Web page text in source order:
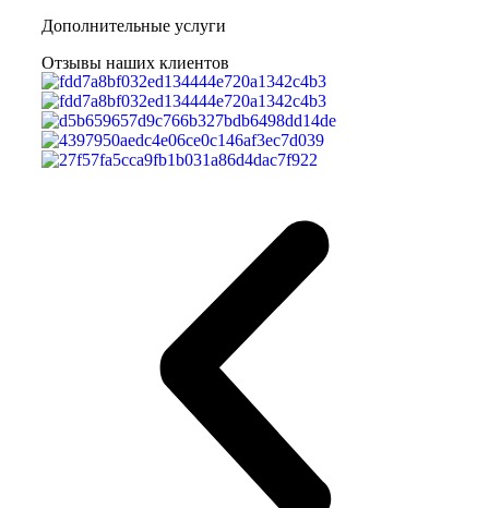
Дополнительные услуги
Отзывы наших клиентов